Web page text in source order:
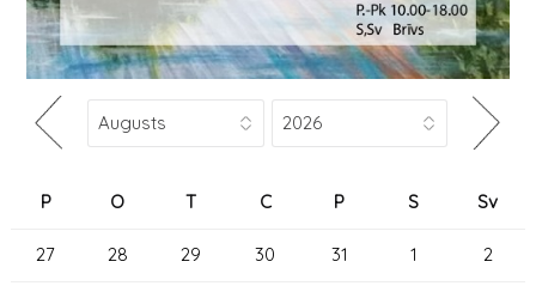
P O T C P S Sv
27 28 29 30 31 1 2